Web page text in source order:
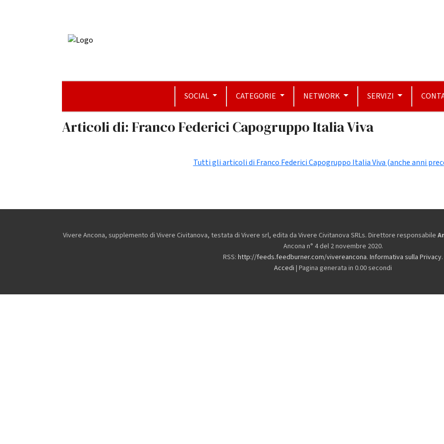
SOCIAL CATEGORIE NETWORK SERVIZI
Articoli di: Franco Federici Capogruppo Italia Viva
Tutti gli articoli di Franco Federici Capogruppo Italia Viva (anche anni
Vivere Ancona, supplemento di Vivere Civitanova, testata di Vivere srl, edita da Vivere Civitanova SRLs. Direttore responsabile
Ancona n° 4 del 2 novembre 2020.
RSS: http://feeds.feedburner.com/vivereancona. Informativa sulla Privacy.
Accedi | Pagina generata in 0.00 secondi